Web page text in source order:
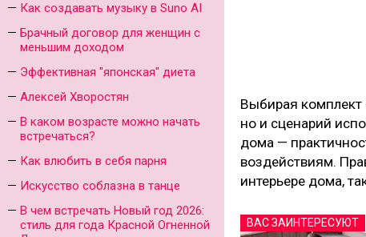
Как создавать музыку в Suno AI
Брачный договор для женщин с
меньшим доходом
Эффективная "японская" диета
Алексей Хворостян
В каком возрасте можно начать
встречаться?
Как влюбить в себя парня
Искусство соблазна в танце
В чем встречать Новый год 2026:
стиль для года Красной Огненной
Выбирая комплект
но и сценарий
дома —
воздействиям.
интерьере дома,
ВАС ЗАИНТЕРЕСУЮТ